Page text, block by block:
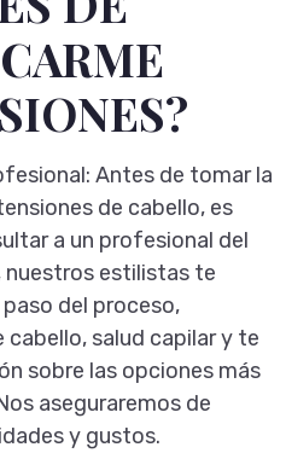
Antes de tomar la
de cabello, es
a un profesional del
nuestros estilistas te
del proceso,
salud capilar y te
sobre las opciones más
aseguraremos de
y gustos.